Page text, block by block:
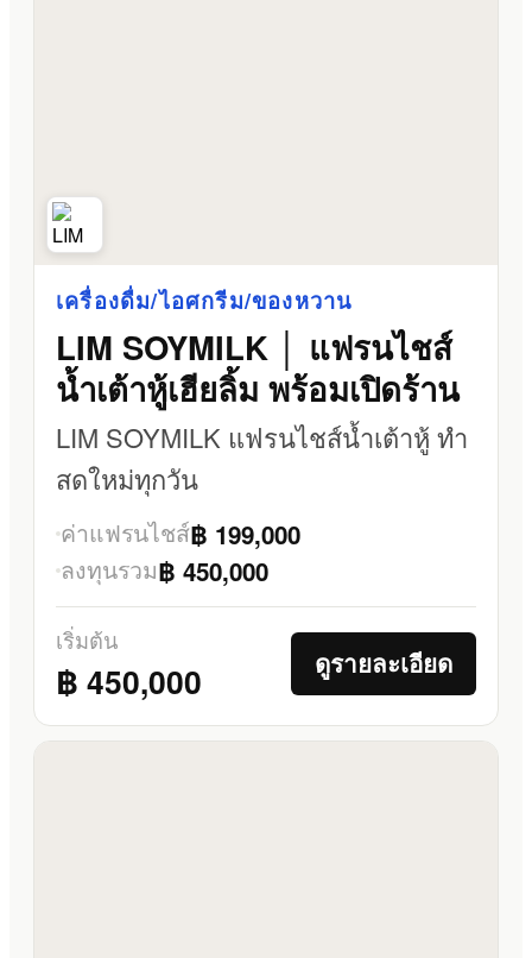
เครื่องดื่ม/ไอศกรีม/ของหวาน
LIM SOYMILK │ แฟรนไชส์
น้ำเต้าหู้เฮียลิ้ม พร้อมเปิดร้าน
LIM SOYMILK แฟรนไชส์น้ำเต้าหู้ ทำ
สดใหม่ทุกวัน
ค่าแฟรนไชส์฿ 199,000
ลงทุนรวม฿ 450,000
เริ่มต้น
฿ 450,000 ดูรายละเอียด